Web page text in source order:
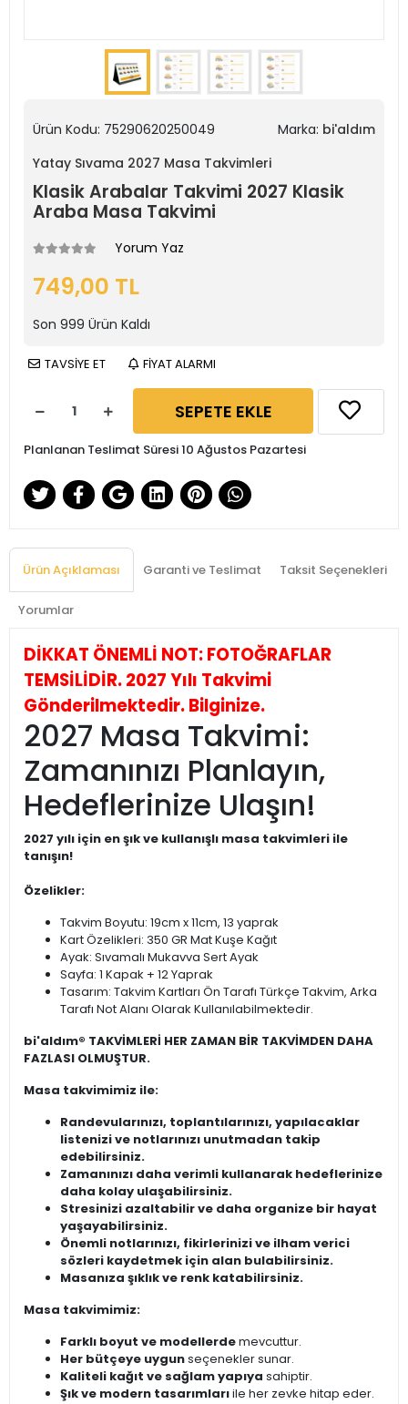
Ürün Kodu: 75290620250049 Marka: bi'aldım
Yatay Sıvama 2027 Masa Takvimleri
Klasik Arabalar Takvimi 2027 Klasik
Araba Masa Takvimi
Yorum Yaz
749,00 TL
Son 999 Ürün Kaldı
TAVSİYE ET FİYAT ALARMI
SEPETE EKLE
Planlanan Teslimat Süresi 10 Ağustos Pazartesi
Ürün Açıklaması Garanti ve Teslimat Taksit Seçenekleri
Yorumlar
DİKKAT ÖNEMLİ NOT: FOTOĞRAFLAR
TEMSİLİDİR. 2027 Yılı Takvimi
Gönderilmektedir. Bilginize.
2027 Masa Takvimi:
Zamanınızı Planlayın,
Hedeflerinize Ulaşın!
2027 yılı için en şık ve kullanışlı masa takvimleri ile
tanışın!
Özelikler:
Takvim Boyutu: 19cm x 11cm, 13 yaprak
Kart Özelikleri: 350 GR Mat Kuşe Kağıt
Ayak: Sıvamalı Mukavva Sert Ayak
Sayfa: 1 Kapak + 12 Yaprak
Tasarım: Takvim Kartları Ön Tarafı Türkçe Takvim, Arka
Tarafı Not Alanı Olarak Kullanılabilmektedir.
bi'aldım® TAKVİMLERİ HER ZAMAN BİR TAKVİMDEN DAHA
FAZLASI OLMUŞTUR.
Masa takvimimiz ile:
Randevularınızı, toplantılarınızı, yapılacaklar
listenizi ve notlarınızı unutmadan takip
edebilirsiniz.
Zamanınızı daha verimli kullanarak hedeflerinize
daha kolay ulaşabilirsiniz.
Stresinizi azaltabilir ve daha organize bir hayat
yaşayabilirsiniz.
Önemli notlarınızı, fikirlerinizi ve ilham verici
sözleri kaydetmek için alan bulabilirsiniz.
Masanıza şıklık ve renk katabilirsiniz.
Masa takvimimiz:
Farklı boyut ve modellerdemevcuttur.
Her bütçeye uygunseçenekler sunar.
Kaliteli kağıt ve sağlam yapıya sahiptir.
Şık ve modern tasarımlarıile her zevke hitap eder.